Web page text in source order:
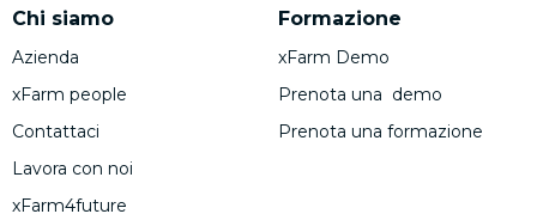
Chi siamo
Azienda
xFarm people
Contattaci
Lavora con noi
xFarm4future
Formazione
xFarm Demo
Prenota una demo
Prenota una formazione